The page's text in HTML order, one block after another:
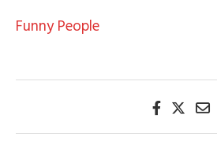
Funny People